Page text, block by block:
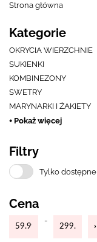
Strona główna
Kategorie
OKRYCIA WIERZCHNIE
SUKIENKI
KOMBINEZONY
SWETRY
MARYNARKI I ŻAKIETY
+ Pokaż więcej
Filtry
Tylko dostępne
Cena
-